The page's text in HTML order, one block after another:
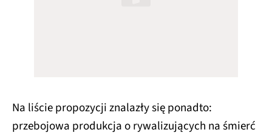
Na liście propozycji znalazły się ponadto:
przebojowa produkcja o rywalizujących na śmierć